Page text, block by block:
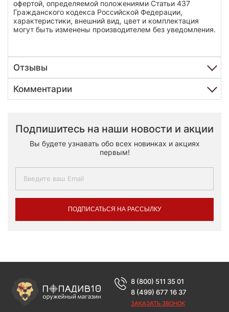
офертой, определяемой положениями Статьи 437
Гражданского кодекса Российской Федерации,
характеристики, внешний вид, цвет и комплектация
могут быть изменены производителем без уведомления.
Отзывы
Комментарии
Подпишитесь на наши новости и акции
Вы будете узнавать обо всех новинках и акциях
первым!
ПОДПИСАТЬСЯ НА РАССЫЛКУ
8 (800) 511 35 01
8 (499) 677 16 37
ЗАКАЗАТЬ ЗВОНОК